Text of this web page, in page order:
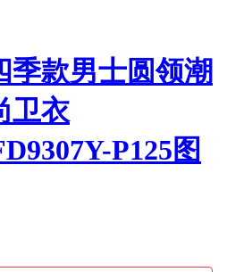
季款男士圆领潮
卫衣
P125图